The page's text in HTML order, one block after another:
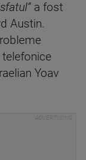
a fost
Austin.
Yoav